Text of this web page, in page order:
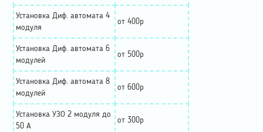
Установка Диф. автомата 4
модуля
от 400р
Установка Диф. автомата 6
модулей
от 500р
Установка Диф. автомата 8
модулей
от 600р
Установка УЗО 2 модуля до
50 А
от 300р